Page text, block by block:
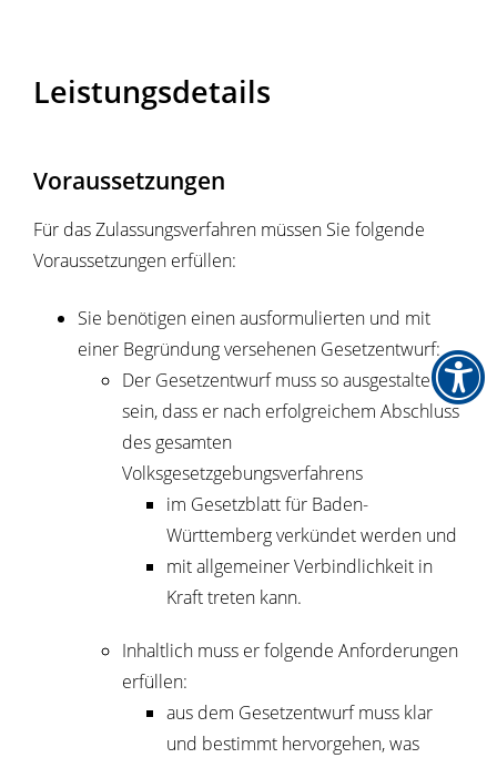
Leistungsdetails
Voraussetzungen
Für das Zulassungsverfahren müssen Sie folgende
Voraussetzungen erfüllen:
Sie benötigen einen ausformulierten und mit
einer Begründung versehenen Gesetzentwurf:
Der Gesetzentwurf muss so ausgestaltet
sein, dass er nach erfolgreichem Abschluss
des gesamten
Volksgesetzgebungsverfahrens
im Gesetzblatt für Baden-
Württemberg verkündet werden und
mit allgemeiner Verbindlichkeit in
Kraft treten kann.
Inhaltlich muss er folgende Anforderungen
erfüllen:
aus dem Gesetzentwurf muss klar
und bestimmt hervorgehen, was